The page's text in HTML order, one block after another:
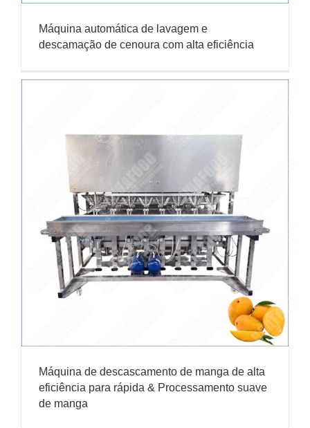
Máquina automática de lavagem e
descamação de cenoura com alta eficiência
Máquina de descascamento de manga de alta
eficiência para rápida & Processamento suave
de manga